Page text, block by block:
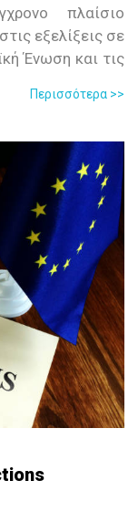
πλαίσιο
εξελίξεις σε
Ένωση και τις
καθώς και ο
κινδύνου όπως η
Περισσότερα >>